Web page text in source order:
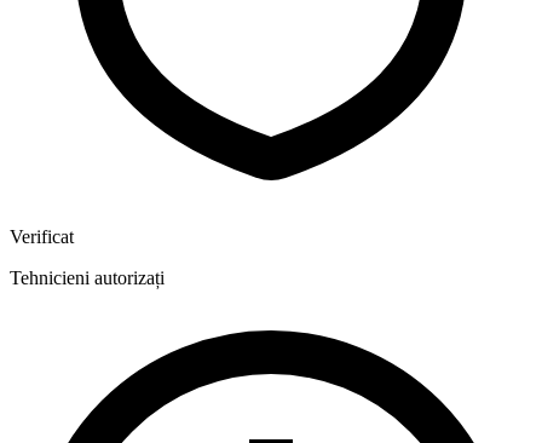
Verificat
Tehnicieni autorizați